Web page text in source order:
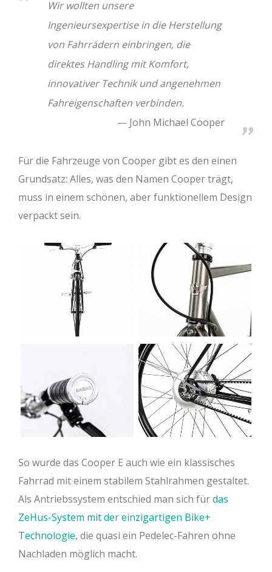
Wir wollten unsere
Ingenieursexpertise in die Herstellung
von Fahrrädern einbringen, die
direktes Handling mit Komfort,
innovativer Technik und angenehmen
Fahreigenschaften verbinden.
John Michael Cooper
Für die Fahrzeuge von Cooper gibt es den einen
Grundsatz: Alles, was den Namen Cooper trägt,
muss in einem schönen, aber funktionellem Design
verpackt sein.
So wurde das Cooper E auch wie ein klassisches
Fahrrad mit einem stabilem Stahlrahmen gestaltet.
Als Antriebssystem entschied man sich fürdas
ZeHus-System mit der einzigartigen Bike+
Technologie, die quasi ein Pedelec-Fahren ohne
Nachladen möglich macht.